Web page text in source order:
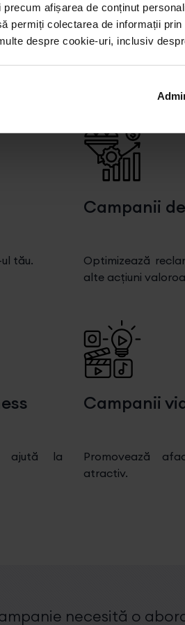
precum afișarea de conținut
permiți colectarea de informații
despre cookie-uri, inclusiv
oferă mai multe tipuri de
tău.
Campanii
Optimizează
alte acțiuni
ajută la
Campanii
Promovează
atractiv.
necesită o